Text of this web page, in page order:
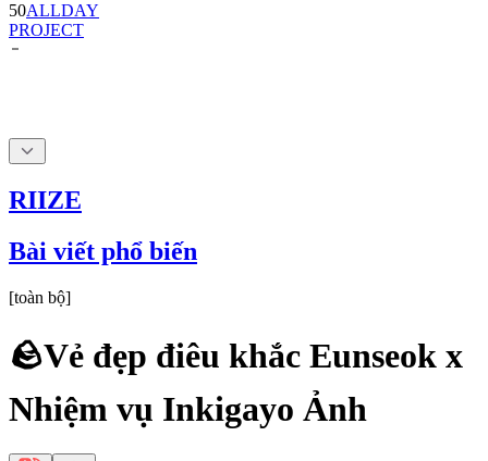
50ALLDAY
PROJECT
RIIZE
Bài viết phổ biến
[toàn bộ]
🪨Vẻ đẹp điêu khắc Eunseok x
Nhiệm vụ Inkigayo Ảnh